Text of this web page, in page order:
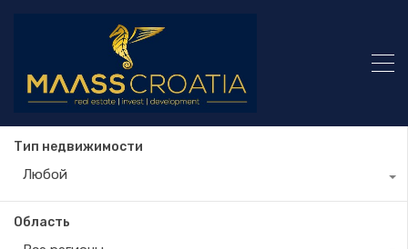
Тип недвижимости
Любой
Область